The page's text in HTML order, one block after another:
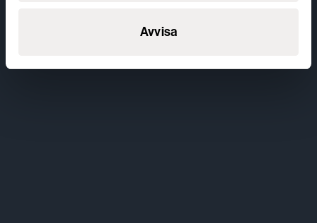
Avvisa